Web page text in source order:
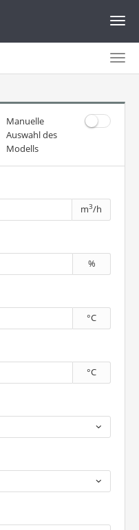
Manuelle
Auswahl des
Modells
m3/h
%
°C
°C